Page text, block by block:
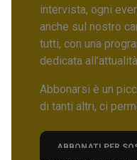
intervista, ogni
anche sul nostro
tutti, con una
dedicata
Abbonarsi è un
di tanti altri, ci
ABBONATI PER